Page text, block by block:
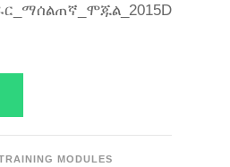
MODULES